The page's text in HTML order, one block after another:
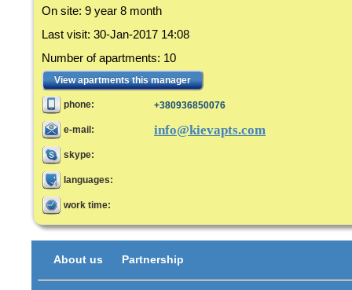
On site: 9 year 8 month
Last visit: 30-Jan-2017 14:08
Number of apartments: 10
View apartments this manager
phone: +380936850076
e-mail: info@kievapts.com
skype:
languages:
work time:
About us Partnership